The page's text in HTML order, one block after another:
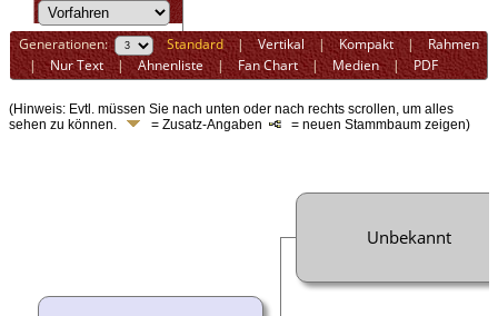
Generationen: Standard|Vertikal|Kompakt| Rahmen
|Nur Text|Ahnenliste|Fan Chart|Medien|PDF
(Hinweis: Evtl. müssen Sie nach unten oder nach rechts scrollen, um alles
sehen zu können.
= Zusatz-Angaben = neuen Stammbaum zeigen)
Unbekannt